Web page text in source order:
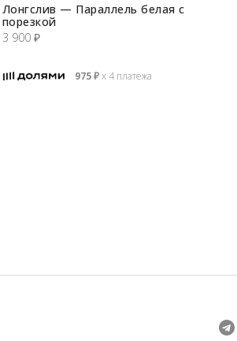
Лонгслив — Параллель белая с
порезкой
3 900 ₽
975₽х 4 платежа